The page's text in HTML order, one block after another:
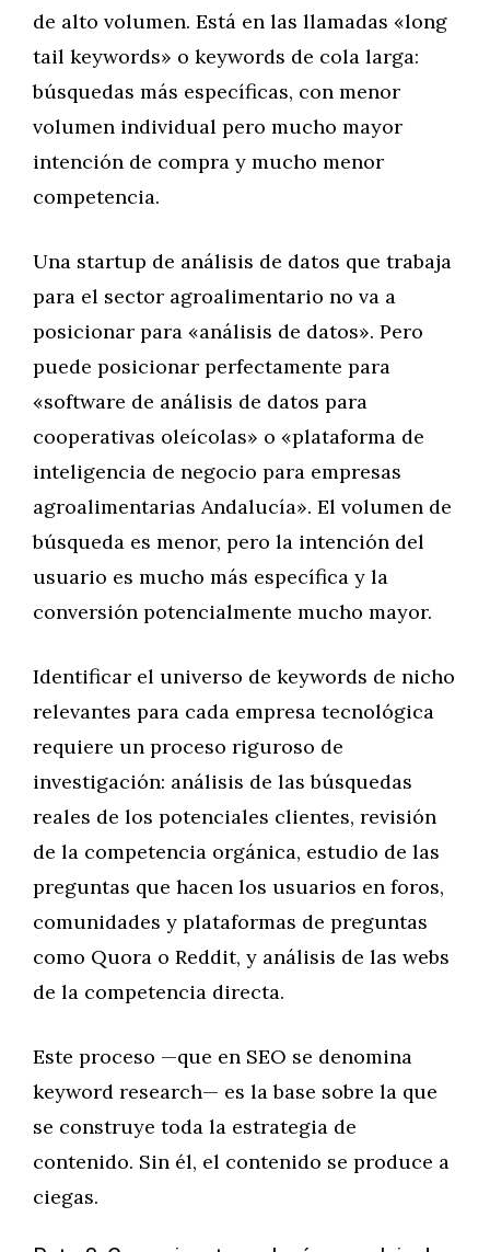
de alto volumen. Está en las llamadas «long
tail keywords» o keywords de cola larga:
búsquedas más específicas, con menor
volumen individual pero mucho mayor
intención de compra y mucho menor
competencia.
Una startup de análisis de datos que trabaja
para el sector agroalimentario no va a
posicionar para «análisis de datos». Pero
puede posicionar perfectamente para
«software de análisis de datos para
cooperativas oleícolas» o «plataforma de
inteligencia de negocio para empresas
agroalimentarias Andalucía». El volumen de
búsqueda es menor, pero la intención del
usuario es mucho más específica y la
conversión potencialmente mucho mayor.
Identificar el universo de keywords de nicho
relevantes para cada empresa tecnológica
requiere un proceso riguroso de
investigación: análisis de las búsquedas
reales de los potenciales clientes, revisión
de la competencia orgánica, estudio de las
preguntas que hacen los usuarios en foros,
comunidades y plataformas de preguntas
como Quora o Reddit, y análisis de las webs
de la competencia directa.
Este proceso —que en SEO se denomina
keyword research— es la base sobre la que
se construye toda la estrategia de
contenido. Sin él, el contenido se produce a
ciegas.